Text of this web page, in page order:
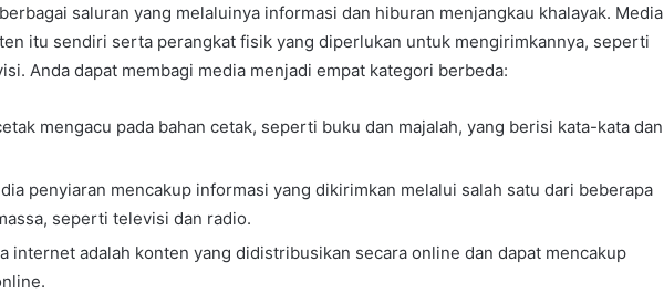
saluran yang melaluinya informasi dan hiburan menjangkau khalayak. Media
itu sendiri serta perangkat fisik yang diperlukan untuk mengirimkannya, seperti
Anda dapat membagi media menjadi empat kategori berbeda:
mengacu pada bahan cetak, seperti buku dan majalah, yang berisi kata-kata dan
penyiaran mencakup informasi yang dikirimkan melalui salah satu dari beberapa
seperti televisi dan radio.
internet adalah konten yang didistribusikan secara online dan dapat mencakup